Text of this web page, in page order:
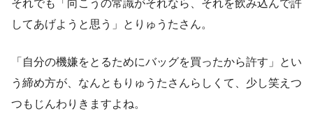
それでも「向こうの常識がそれなら、それを飲み込んで許
してあげようと思う」とりゅうたさん。
「自分の機嫌をとるためにバッグを買ったから許す」とい
う締め方が、なんともりゅうたさんらしくて、少し笑えつ
つもじんわりきますよね。